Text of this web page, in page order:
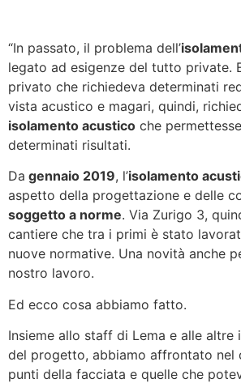
“In passato, il problema dell’
legato ad esigenze del tutto private.
privato che richiedeva determinati
vista acustico e magari, quindi,
isolamento acustico che
determinati risultati.
Da gennaio 2019, l’isolamento
aspetto della progettazione e delle
soggetto a norme. Via Zurigo 3,
cantiere che tra i primi è stato
nuove normative. Una novità anche
nostro lavoro.
Ed ecco cosa abbiamo fatto.
Insieme allo staff di Lema e alle altre
del progetto, abbiamo affrontato
punti della facciata e quelle che